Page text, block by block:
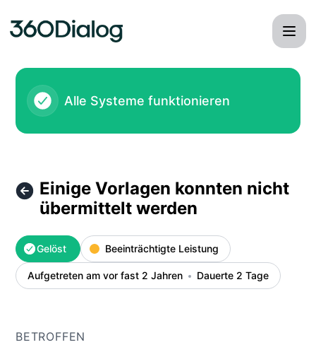
Alle Systeme funktionieren
Einige Vorlagen konnten nicht
übermittelt werden
Gelöst Beeinträchtigte Leistung
Aufgetreten am vor fast 2 Jahren Dauerte 2 Tage
BETROFFEN